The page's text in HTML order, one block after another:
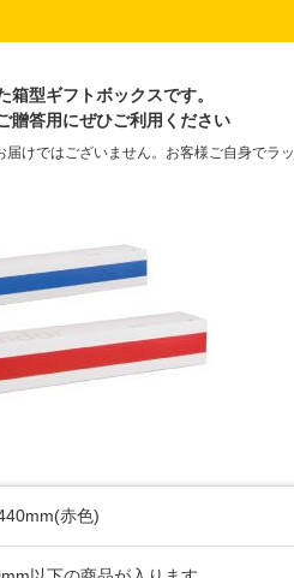
型ギフトボックスです。
贈答用にぜひご利用ください
けではございません。お客様ご自身でラ
赤色)